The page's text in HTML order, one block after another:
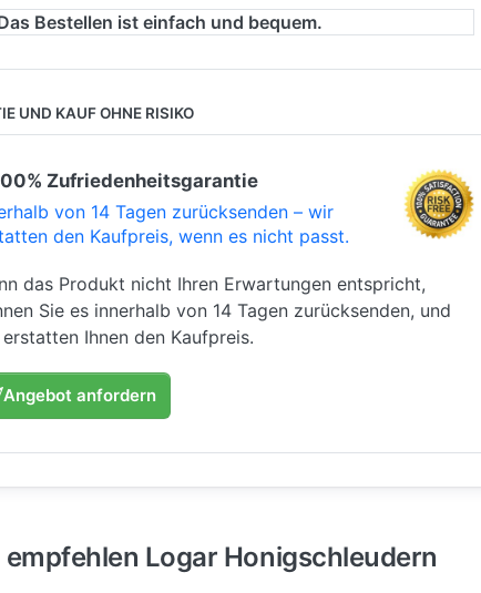
Bestellen ist einfach und bequem.
UND KAUF OHNE RISIKO
Zufriedenheitsgarantie
von 14 Tagen zurücksenden – wir
den Kaufpreis, wenn es nicht passt.
das Produkt nicht Ihren Erwartungen entspricht,
Sie es innerhalb von 14 Tagen zurücksenden, und
Ihnen den Kaufpreis.
Angebot anfordern
empfehlen Logar Honigschleudern